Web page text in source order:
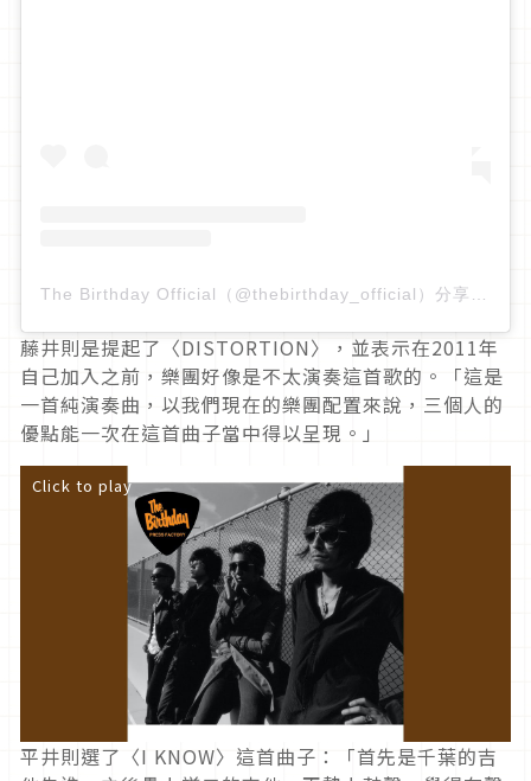
藤井則是提起了〈DISTORTION〉，並表示在2011年
自己加入之前，樂團好像是不太演奏這首歌的。「這是
一首純演奏曲，以我們現在的樂團配置來說，三個人的
優點能一次在這首曲子當中得以呈現。」
Click to play
平井則選了〈I KNOW〉這首曲子：「首先是千葉的吉